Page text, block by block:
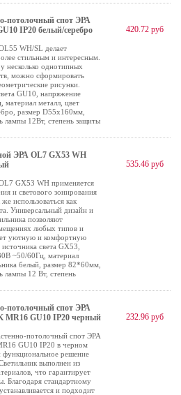
потолочный спот ЭРА
IP20 белый/серебро
WH/SL делает
стильным и интересным.
несколько однотипных
можно сформировать
рисунки.
GU10, напряжение
металл, цвет
размер D55х160мм,
лампы 12Вт, степень защиты
420.72 руб
ЭРА OL7 GX53 WH
GX53 WH применяется
и светового зонирования
использоваться как
Универсальный дизайн и
позволяют
любых типов и
уютную и комфортную
света GX53,
~50/60Гц, материал
белый, размер 82*60мм,
лампы 12 Вт, степень
535.46 руб
потолочный спот ЭРА
MR16 GU10 IP20 черный
потолочный спот ЭРА
GU10 IP20 в черном
функциональное решение
выполнен из
что гарантирует
Благодаря стандартному
и подходит
232.96 руб